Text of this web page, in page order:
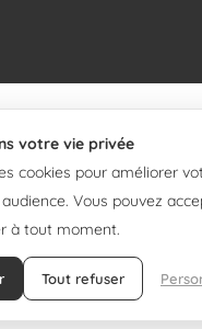
votre vie privée
cookies pour améliorer
Vous pouvez
à tout moment.
Tout refuser